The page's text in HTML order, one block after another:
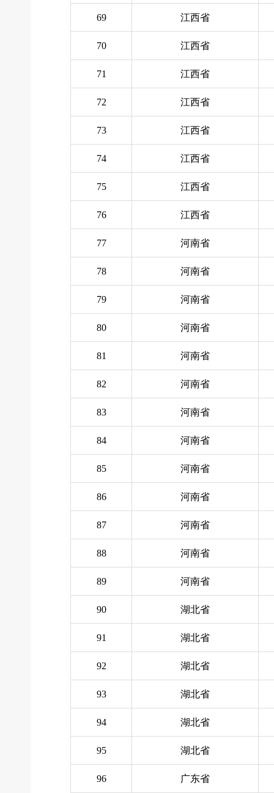
69 江西省
70 江西省
71 江西省
72 江西省
73 江西省
74 江西省
75 江西省
76 江西省
77 河南省
78 河南省
79 河南省
80 河南省
81 河南省
82 河南省
83 河南省
84 河南省
85 河南省
86 河南省
87 河南省
88 河南省
89 河南省
90 湖北省
91 湖北省
92 湖北省
93 湖北省
94 湖北省
95 湖北省
96 广东省